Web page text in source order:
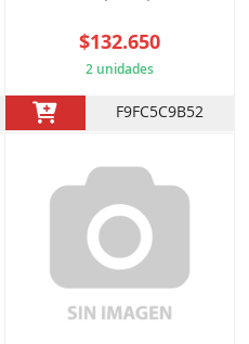
$132.650
2 unidades
F9FC5C9B52